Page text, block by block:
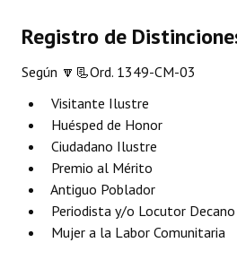
Constitución Nacional
Constitución Provincial
Carta Orgánica 2007
Reglamento Interno
Registro de
Según 🔽📃Ord. 1349-CM-03
Visitante Ilustre
Huésped de Honor
Ciudadano Ilustre
Premio al Mérito
Antiguo Poblador
Periodista y/o Locutor Decano
Mujer a la Labor Comunitaria